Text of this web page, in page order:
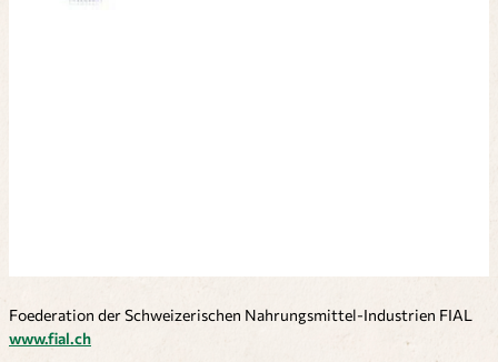
Foederation der Schweizerischen Nahrungsmittel-Industrien FIAL
www.fial.ch